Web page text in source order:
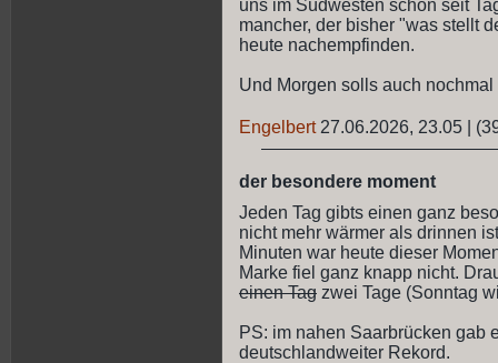
uns im Südwesten schon seit
mancher, der bisher "was stellt
heute nachempfinden.
Und Morgen solls auch
Engelbert 27.06.2026, 23.05
der besondere moment
Jeden Tag gibts einen ganz
nicht mehr wärmer als drinnen
Minuten war heute dieser
Marke fiel ganz knapp nicht.
einen Tag zwei Tage (Sonntag
PS: im nahen Saarbrücken gab
deutschlandweiter Rekord.